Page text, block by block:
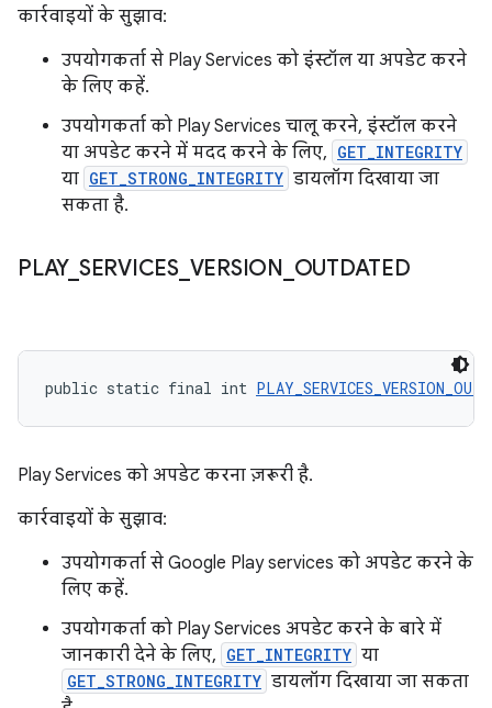
कार्रवाइयों के सुझाव:
उपयोगकर्ता से Play Services को इंस्टॉल या अपडेट करने
के लिए कहें.
उपयोगकर्ता को Play Services चालू करने, इंस्टॉल करने
या अपडेट करने में मदद करने के लिए, GET_INTEGRITY
या GET_STRONG_INTEGRITY डायलॉग दिखाया जा
सकता है.
PLAY_ SERVICES_ VERSION OUTDATED
public static final int
Play Services को अपडेट करना ज़रूरी है.
कार्रवाइयों के सुझाव:
उपयोगकर्ता से Google Play services को अपडेट करने के
लिए कहें.
उपयोगकर्ता को Play Services अपडेट करने के बारे में
जानकारी देने के लिए, GET_INTEGRITY या
GET_STRONG_INTEGRITY डायलॉग दिखाया जा सकता